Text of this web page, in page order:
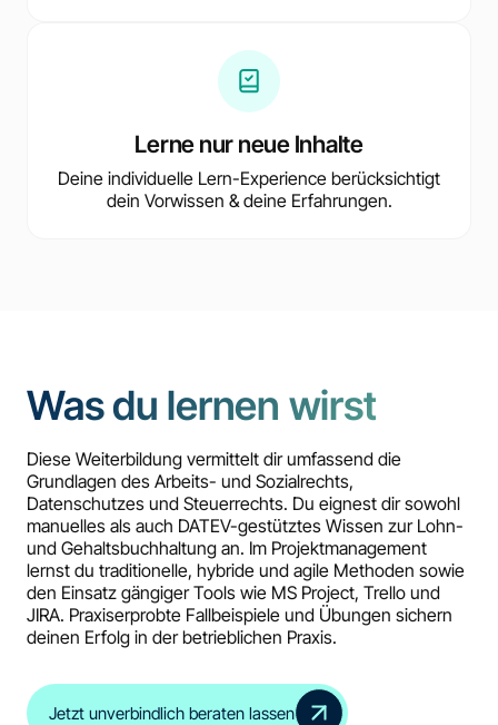
Lerne nur neue Inhalte
Deine individuelle Lern-Experience berücksichtigt
dein Vorwissen & deine Erfahrungen.
Was du lernen wirst
Diese Weiterbildung vermittelt dir umfassend die
Grundlagen des Arbeits- und Sozialrechts,
Datenschutzes und Steuerrechts. Du eignest dir sowohl
manuelles als auch DATEV-gestütztes Wissen zur Lohn-
und Gehaltsbuchhaltung an. Im Projektmanagement
lernst du traditionelle, hybride und agile Methoden sowie
den Einsatz gängiger Tools wie MS Project, Trello und
JIRA. Praxiserprobte Fallbeispiele und Übungen sichern
deinen Erfolg in der betrieblichen Praxis.
Jetzt unverbindlich beraten lassen